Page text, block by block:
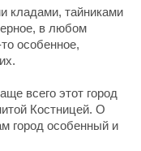
кладами, тайниками
в любом
особенное,
всего этот город
Костницей. О
город особенный и